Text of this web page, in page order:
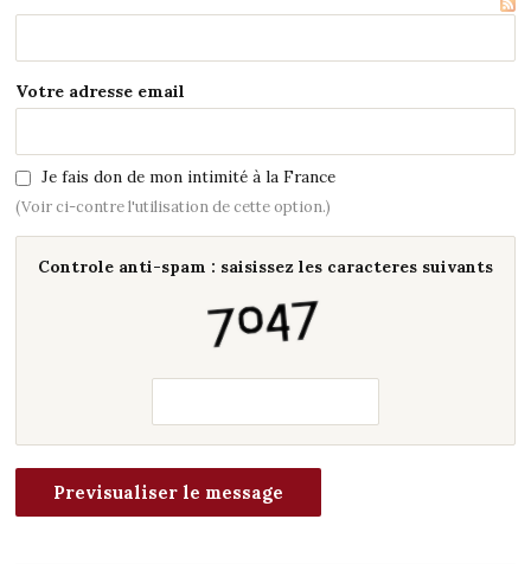
Votre adresse email
Je fais don de mon intimité à la France
(Voir ci-contre l'utilisation de cette option.)
Controle anti-spam : saisissez les caracteres suivants